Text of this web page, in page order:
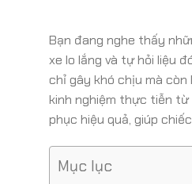
Bạn đang nghe thấy
xe lo lắng và tự hỏi liệu
chỉ gây khó chịu mà
kinh nghiệm thực tiễn từ
phục hiệu quả, giúp
Mục lục